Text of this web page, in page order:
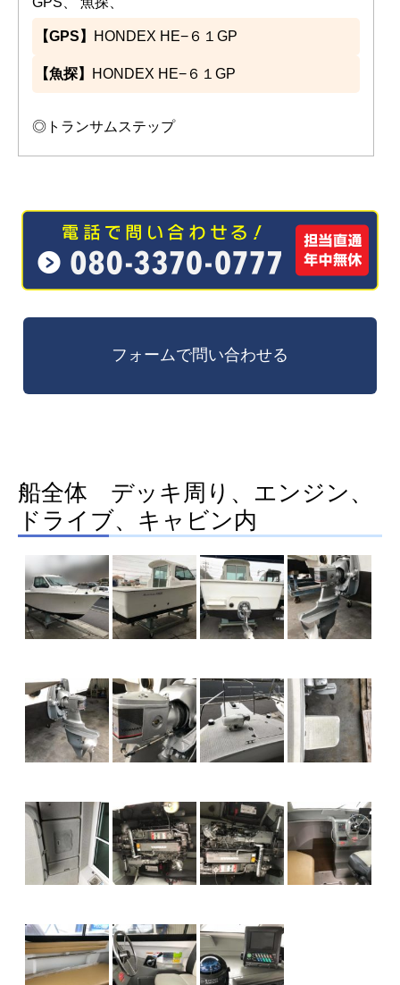
【GPS】 HONDEX HE−６１GP
【魚探】 HONDEX HE−６１GP
◎トランサムステップ
船全体 デッキ周り、エンジン、
ドライブ、キャビン内